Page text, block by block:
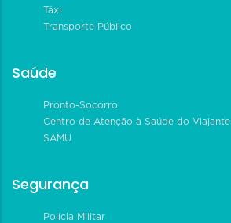
Táxi
Transporte Público
Saúde
Pronto-Socorro
Centro de Atenção à Saúde do Viajante
SAMU
Segurança
Polícia Militar